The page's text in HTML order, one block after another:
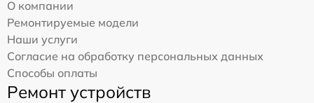
О компании
Ремонтируемые модели
Наши услуги
Согласие на обработку персональных данных
Способы оплаты
Ремонт устройств